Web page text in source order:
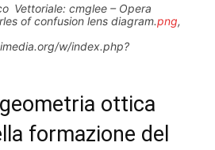
Vettoriale: cmglee – Opera
of confusion lens diagram.png,
w/index.php?
ottica
formazione del